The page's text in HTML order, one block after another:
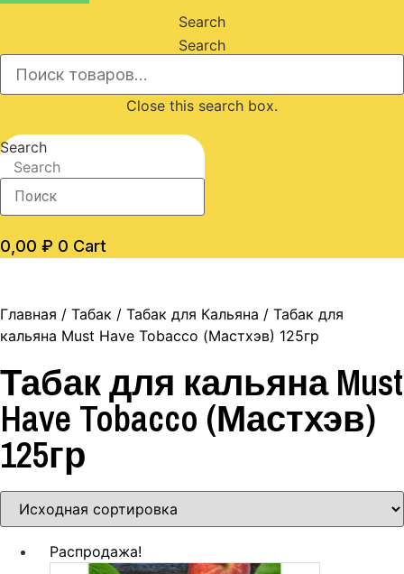
Search
Search
Close this search box.
Search
Search
0,00 ₽ 0 Cart
Главная / Табак / Табак для Кальяна / Табак для
кальяна Must Have Tobacco (Мастхэв) 125гр
Табак для кальяна Must
Have Tobacco (Мастхэв)
125гр
Распродажа!